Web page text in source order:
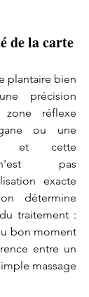
de la carte
plantaire bien
précision
zone réflexe
ou une
et cette
n'est pas
exacte
détermine
traitement :
bon moment
entre un
massage